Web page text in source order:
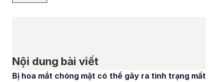
Nội dung bài viết
Bị hoa mắt chóng mặt có thể gây ra tình trạng mất